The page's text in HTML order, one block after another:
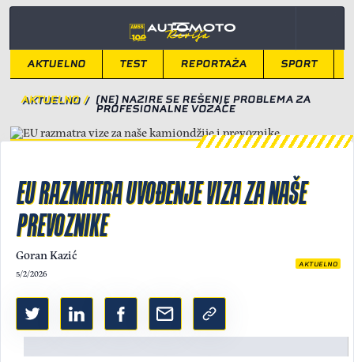
AKTUELNO TEST REPORTAŽA SPORT
AKTUELNO / (NE) NAZIRE SE REŠENJE PROBLEMA ZA
PROFESIONALNE VOZAČE
EU RAZMATRA UVOĐENJE VIZA ZA NAŠE
PREVOZNIKE
Goran Kazić
5/2/2026
AKTUELNO